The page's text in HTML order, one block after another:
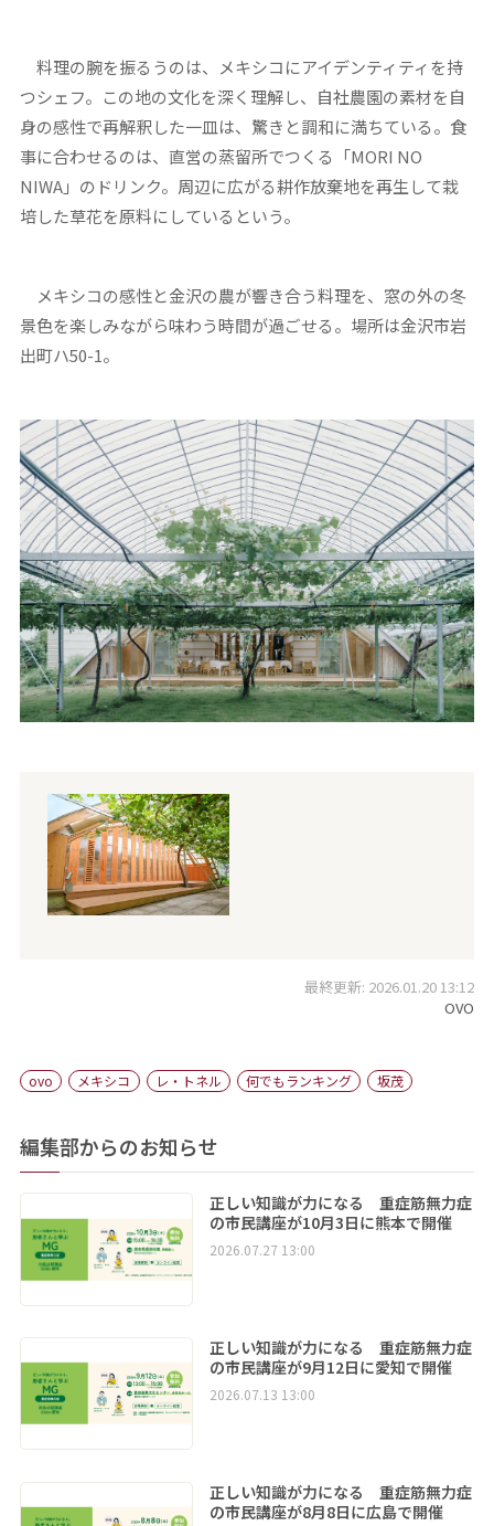
料理の腕を振るうのは、メキシコにアイデンティティを持
つシェフ。この地の文化を深く理解し、自社農園の素材を自
身の感性で再解釈した一皿は、驚きと調和に満ちている。食
事に合わせるのは、直営の蒸留所でつくる「MORI NO
NIWA」のドリンク。周辺に広がる耕作放棄地を再生して栽
培した草花を原料にしているという。
メキシコの感性と金沢の農が響き合う料理を、窓の外の冬
景色を楽しみながら味わう時間が過ごせる。場所は金沢市岩
出町ハ50-1。
最終更新: 2026.01.20 13:12
OVO
ovo メキシコ レ・トネル 何でもランキング 坂茂
編集部からのお知らせ
正しい知識が力になる 重症筋無力症
の市民講座が10月3日に熊本で開催
2026.07.27 13:00
正しい知識が力になる 重症筋無力症
の市民講座が9月12日に愛知で開催
2026.07.13 13:00
正しい知識が力になる 重症筋無力症
の市民講座が8月8日に広島で開催